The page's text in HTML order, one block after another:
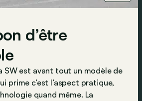
d’être
SW est avant tout un modèle de
prime c’est l’aspect pratique,
quand même. La